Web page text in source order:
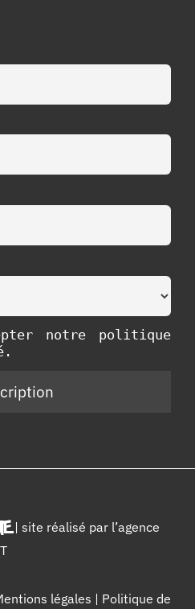
notre politique
| site réalisé par l’agence
légales | Politique de